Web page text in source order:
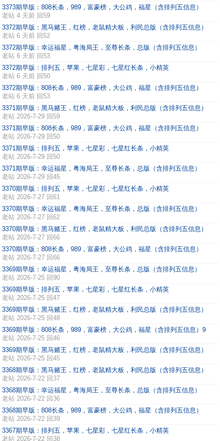
3373期早版：808长条，989，富豪榜，大公鸡，福星（含排列五信息）
老站 4 天前 回59
3372期早版：黑马赌王，红榜，老鼠精大板，利民总版（含排列五信息）
老站 6 天前 回52
3372期早版：幸运福星，粤海局王，至尊长条，总版（含排列五信息）
老站 6 天前 回53
3372期早版：排列五，苹果，七星彩，七星红长条，小精英
老站 6 天前 回50
3372期早版：808长条，989，富豪榜，大公鸡，福星（含排列五信息）
老站 6 天前 回53
3371期早版：黑马赌王，红榜，老鼠精大板，利民总版（含排列五信息）
老站 2026-7-29 回59
3371期早版：808长条，989，富豪榜，大公鸡，福星（含排列五信息）
老站 2026-7-29 回50
3371期早版：排列五，苹果，七星彩，七星红长条，小精英
老站 2026-7-29 回50
3371期早版：幸运福星，粤海局王，至尊长条，总版（含排列五信息）
老站 2026-7-29 回45
3370期早版：排列五，苹果，七星彩，七星红长条，小精英
老站 2026-7-27 回61
3370期早版：幸运福星，粤海局王，至尊长条，总版（含排列五信息）
老站 2026-7-27 回62
3370期早版：黑马赌王，红榜，老鼠精大板，利民总版（含排列五信息）
老站 2026-7-27 回66
3370期早版：808长条，989，富豪榜，大公鸡，福星（含排列五信息）
老站 2026-7-27 回66
3369期早版：幸运福星，粤海局王，至尊长条，总版（含排列五信息）
老站 2026-7-25 回90
3369期早版：排列五，苹果，七星彩，七星红长条，小精英
老站 2026-7-25 回47
3369期早版：黑马赌王，红榜，老鼠精大板，利民总版（含排列五信息）
老站 2026-7-25 回48
3369期早版：808长条，989，富豪榜，大公鸡，福星（含排列五信息）9
老站 2026-7-25 回46
3369期早版：黑马赌王，红榜，老鼠精大板，利民总版（含排列五信息）
老站 2026-7-25 回45
3368期早版：黑马赌王，红榜，老鼠精大板，利民总版（含排列五信息）
老站 2026-7-22 回37
3368期早版：幸运福星，粤海局王，至尊长条，总版（含排列五信息）
老站 2026-7-22 回36
3368期早版：808长条，989，富豪榜，大公鸡，福星（含排列五信息）
老站 2026-7-22 回39
3367期早版：排列五，苹果，七星彩，七星红长条，小精英
老站 2026-7-22 回38